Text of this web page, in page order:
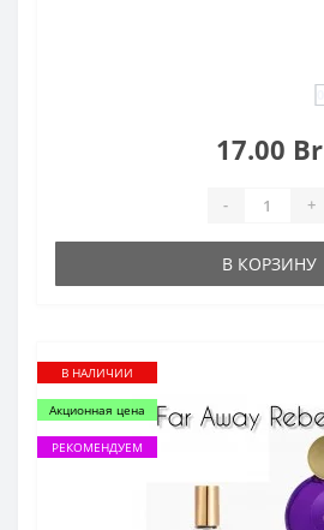
17.00 Br
- +
В КОРЗИНУ
В НАЛИЧИИ
Акционная цена
РЕКОМЕНДУЕМ